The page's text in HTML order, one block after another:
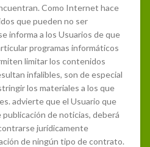
Como Internet hace
que pueden no ser
informa a los Usuarios de que
programas informáticos
limitar los contenidos
infalibles, son de especial
los materiales a los que
advierte que el Usuario que
de noticias, deberá
jurídicamente
de ningún tipo de contrato.